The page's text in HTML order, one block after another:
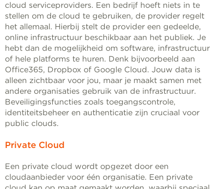
cloud serviceproviders. Een bedrijf hoeft niets in te
stellen om de cloud te gebruiken, de provider regelt
het allemaal. Hierbij stelt de provider een gedeelde,
online infrastructuur beschikbaar aan het publiek. Je
hebt dan de mogelijkheid om software, infrastructuur
of hele platforms te huren. Denk bijvoorbeeld aan
Office365, Dropbox of Google Cloud. Jouw data is
alleen zichtbaar voor jou, maar je maakt samen met
andere organisaties gebruik van de infrastructuur.
Beveiligingsfuncties zoals toegangscontrole,
identiteitsbeheer en authenticatie zijn cruciaal voor
public clouds.
Private Cloud
Een private cloud wordt opgezet door een
cloudaanbieder voor één organisatie. Een private